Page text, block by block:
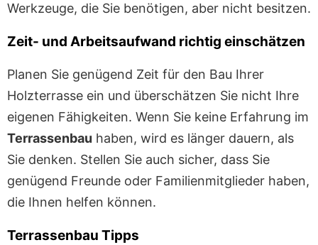
Werkzeuge, die Sie benötigen, aber nicht besitzen.
Zeit- und Arbeitsaufwand richtig einschätzen
Planen Sie genügend Zeit für den Bau Ihrer
Holzterrasse ein und überschätzen Sie nicht Ihre
eigenen Fähigkeiten. Wenn Sie keine Erfahrung im
Terrassenbau haben, wird es länger dauern, als
Sie denken. Stellen Sie auch sicher, dass Sie
genügend Freunde oder Familienmitglieder haben,
die Ihnen helfen können.
Terrassenbau Tipps